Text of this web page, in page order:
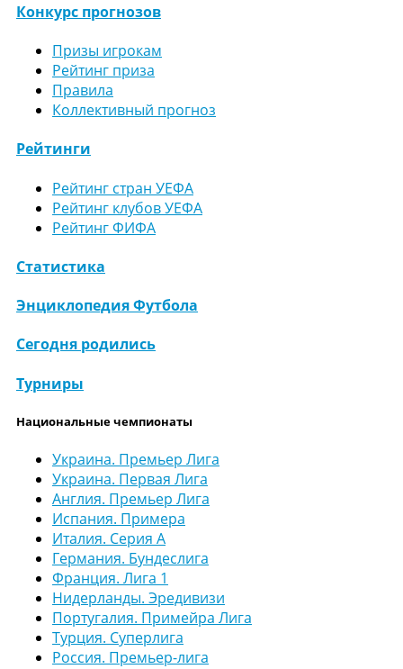
Конкурс прогнозов
Призы игрокам
Рейтинг приза
Правила
Коллективный прогноз
Рейтинги
Рейтинг стран УЕФА
Рейтинг клубов УЕФА
Рейтинг ФИФА
Статистика
Энциклопедия Футбола
Сегодня родились
Турниры
Национальные чемпионаты
Украина. Премьер Лига
Украина. Первая Лига
Англия. Премьер Лига
Испания. Примера
Италия. Серия А
Германия. Бундеслига
Франция. Лига 1
Нидерланды. Эредивизи
Португалия. Примейра Лига
Турция. Суперлига
Россия. Премьер-лига